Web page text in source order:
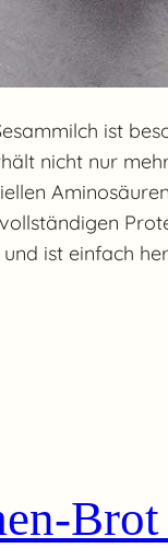
ist
nicht nur
ist einfach